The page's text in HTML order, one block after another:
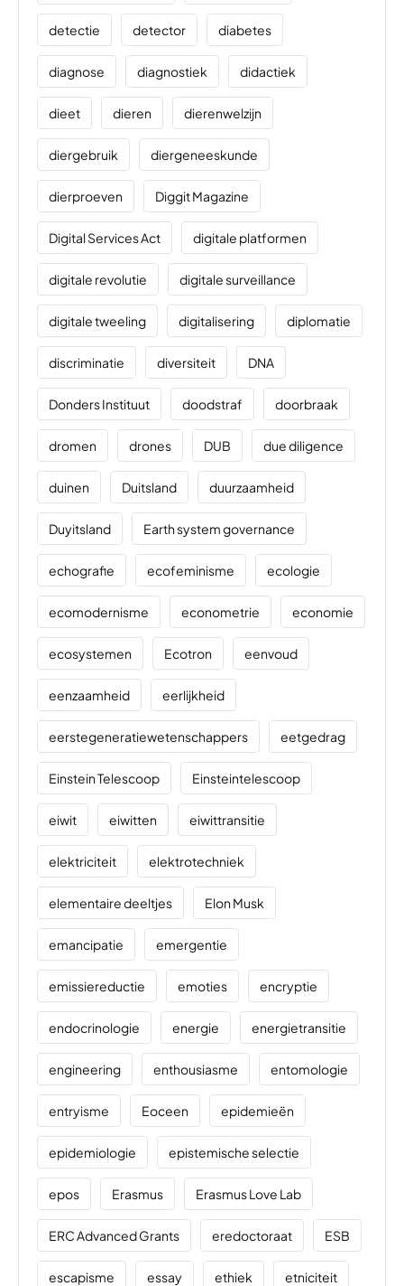
detectie detector diabetes
diagnose diagnostiek didactiek
dieet dieren dierenwelzijn
diergebruik diergeneeskunde
dierproeven Diggit Magazine
Digital Services Act digitale platformen
digitale revolutie digitale surveillance
digitale tweeling digitalisering diplomatie
discriminatie diversiteit DNA
Donders Instituut doodstraf doorbraak
dromen drones DUB due diligence
duinen Duitsland duurzaamheid
Duyitsland Earth system governance
echografie ecofeminisme ecologie
ecomodernisme econometrie economie
ecosystemen Ecotron eenvoud
eenzaamheid eerlijkheid
eerstegeneratiewetenschappers eetgedrag
Einstein Telescoop Einsteintelescoop
eiwit eiwitten eiwittransitie
elektriciteit elektrotechniek
elementaire deeltjes Elon Musk
emancipatie emergentie
emissiereductie emoties encryptie
endocrinologie energie energietransitie
engineering enthousiasme entomologie
entryisme Eoceen epidemieën
epidemiologie epistemische selectie
epos Erasmus Erasmus Love Lab
ERC Advanced Grants eredoctoraat ESB
escapisme essay ethiek etniciteit